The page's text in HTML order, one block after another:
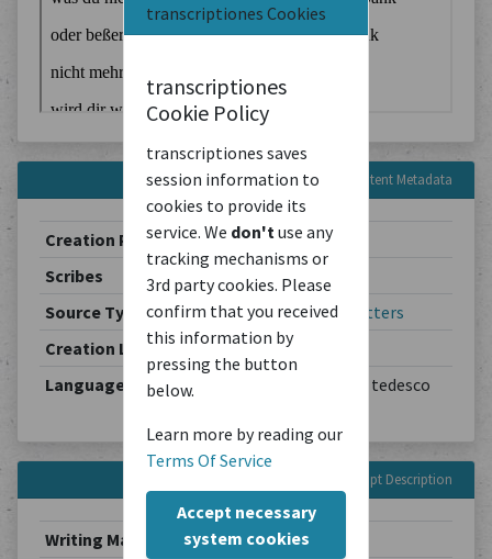
transcriptiones Cookies
transcriptiones
Cookie Policy
transcriptiones saves
session information to
cookies to provide its
service. We don't use any
tracking mechanisms or
3rd party cookies. Please
confirm that you received
this information by
pressing the button
below.
Learn more by reading our
Terms Of Service
Accept necessary
system cookies
Content Metadata
Creation Period
1902-03-19
Scribes
Theodor Schiemann
Source Type
Correspondence/
Letters
Creation Location
Berlin
Languages
Deutsch / allemand / tedesco
Manuscript Description
Writing Material
Paper